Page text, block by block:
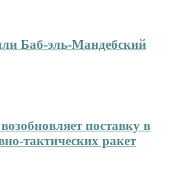
Баб-эль-Мандебский
поставку в
тактических ракет